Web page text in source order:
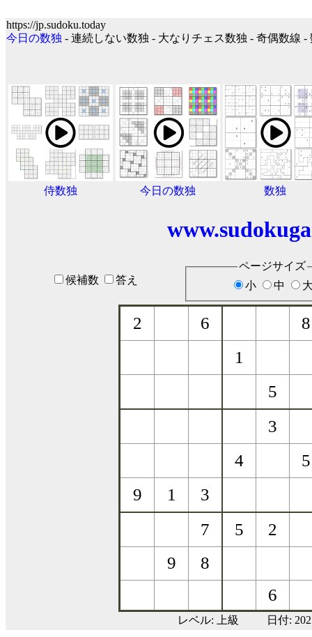
https://jp.sudoku.today
今日の数独 - 連続しない数独 - 大なりチェス数独 - 奇偶数線 -
侍数独 今日の数独 数独
候補数 答え
ページサイズ
小
中
レベル: 上級 日付: